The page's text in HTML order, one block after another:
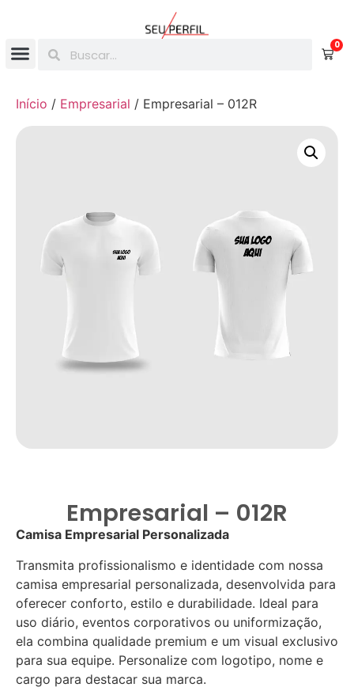
0
Início / Empresarial / Empresarial – 012R
Empresarial – 012R
Camisa Empresarial Personalizada
Transmita profissionalismo e identidade com nossa
camisa empresarial personalizada, desenvolvida para
oferecer conforto, estilo e durabilidade. Ideal para
uso diário, eventos corporativos ou uniformização,
ela combina qualidade premium e um visual exclusivo
para sua equipe. Personalize com logotipo, nome e
cargo para destacar sua marca.